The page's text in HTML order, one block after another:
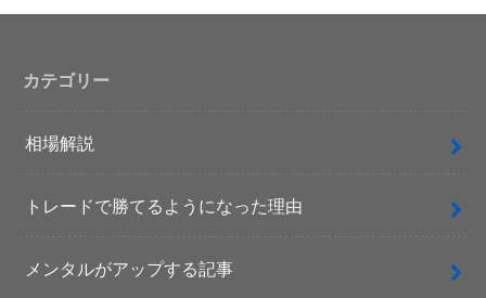
カテゴリー
相場解説
トレードで勝てるようになった理由
メンタルがアップする記事